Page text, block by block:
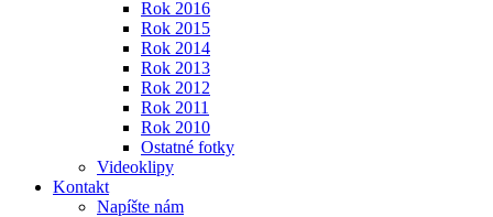
Rok 2016
Rok 2015
Rok 2014
Rok 2013
Rok 2012
Rok 2011
Rok 2010
Ostatné fotky
Videoklipy
Kontakt
Napíšte nám